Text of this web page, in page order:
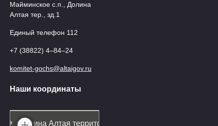
Майминское с.п., Долина
Алтая тер., зд.1
Единый телефон 112
+7 (38822) 4‒84‒24
komitet-gochs@altaigov.ru
Наши координаты